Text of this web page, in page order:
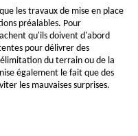
les travaux de mise en place
préalables. Pour
qu'ils doivent d'abord
pour délivrer des
du terrain ou de la
également le fait que des
les mauvaises surprises.